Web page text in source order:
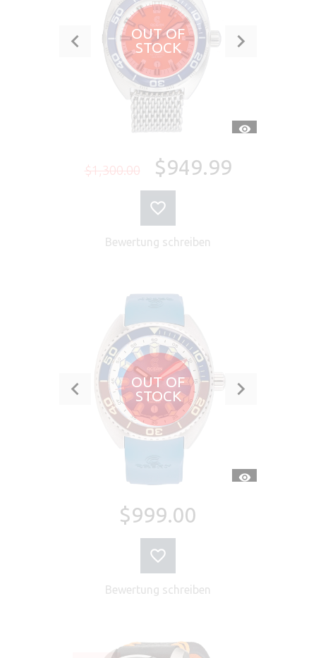
OUT OF
STOCK
$1,300.00 $949.99
Bewertung schreiben
OUT OF
STOCK
$999.00
Bewertung schreiben